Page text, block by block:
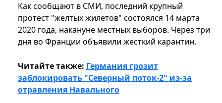
Как сообщают в СМИ, последний крупный
протест "желтых жилетов" состоялся 14 марта
2020 года, накануне местных выборов. Через три
дня во Франции объявили жесткий карантин.
Читайте также: Германия грозит
заблокировать "Северный поток-2" из-за
отравления Навального